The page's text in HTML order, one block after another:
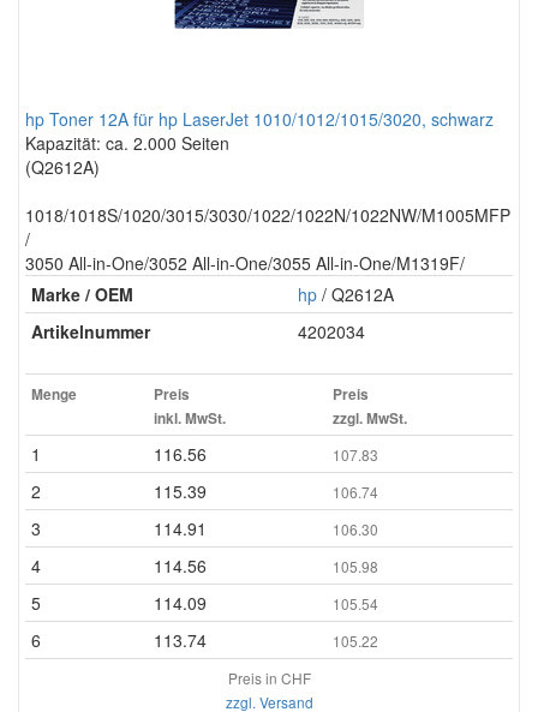
hp Toner 12A für hp LaserJet 1010/1012/1015/3020, schwarz
Kapazität: ca. 2.000 Seiten
(Q2612A)
1018/1018S/1020/3015/3030/1022/1022N/1022NW/M1005MFP
/
3050 All-in-One/3052 All-in-One/3055 All-in-One/M1319F/
Marke / OEM
hp / Q2612A
Artikelnummer
4202034
Menge
Preis
inkl. MwSt.
Preis
zzgl. MwSt.
1 116.56 107.83
2 115.39 106.74
3 114.91 106.30
4 114.56 105.98
5 114.09 105.54
6 113.74
105.22
Preis in CHF
zzgl. Versand